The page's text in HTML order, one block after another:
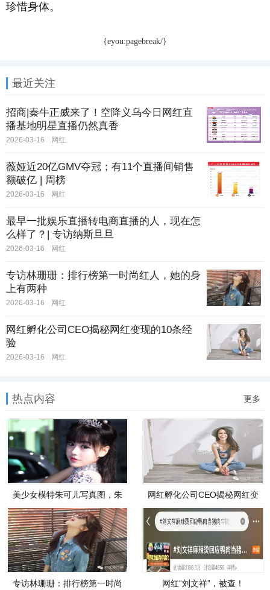
珍惜身体。
{eyou:pagebreak/}
最近关注
招商|秦牛正威来了！空降义乌今日网红直
播基地明星直播仍然真香
2026-03-16 网红
薇娅近20亿GMV夺冠；有11个直播间销售
额破亿 | 周榜
2026-03-16 网红
最早一批娱乐直播转电商直播的人，现在怎
么样了？| 专访纳斯旦旦
2026-03-16 网红
专访林珊珊：排行榜第一时尚红人，她的身
上有两种
2026-03-16 网红
网红孵化公司CEO揭秘网红变现的10条经
验
2026-03-16 网红
热点内容 更多
美少女模特朱可儿写真图，朱
网红孵化公司CEO揭秘网红变
专访林珊珊：排行榜第一时尚
网红“刘文祥”，被查！